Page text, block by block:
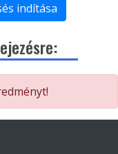
indítása